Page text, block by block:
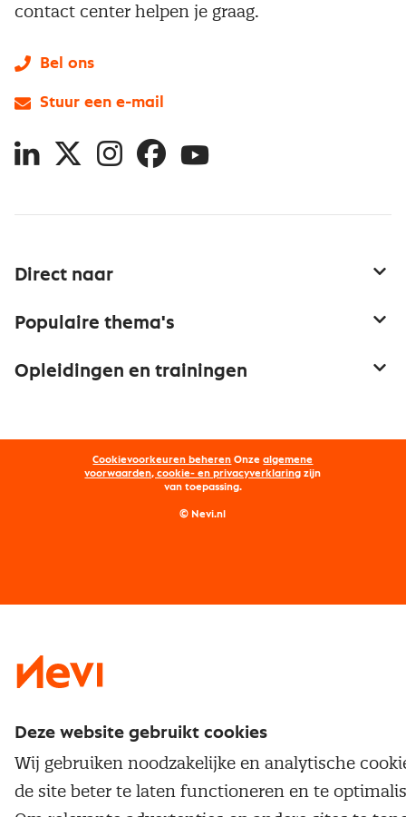
Direct naar
Netwerk en communities
Word lid van Nevi
Nevi PMI®
Populaire thema's
Onderhandelen
Opleidingen en trainingen
Opleidingen
Maatwerk
Nevi 1
contact center helpen je graag.
Bel ons
Stuur een e-mail
LinkedIn
X InstagramFacebookYouTube
Cookievoorkeuren beheren Onzealgemene
voorwaarden, cookie- en privacyverklaring zijn
van toepassing.
© Nevi.nl
Deze website gebruikt cookies
Wij gebruiken noodzakelijke en analytische
de site beter te laten functioneren en te